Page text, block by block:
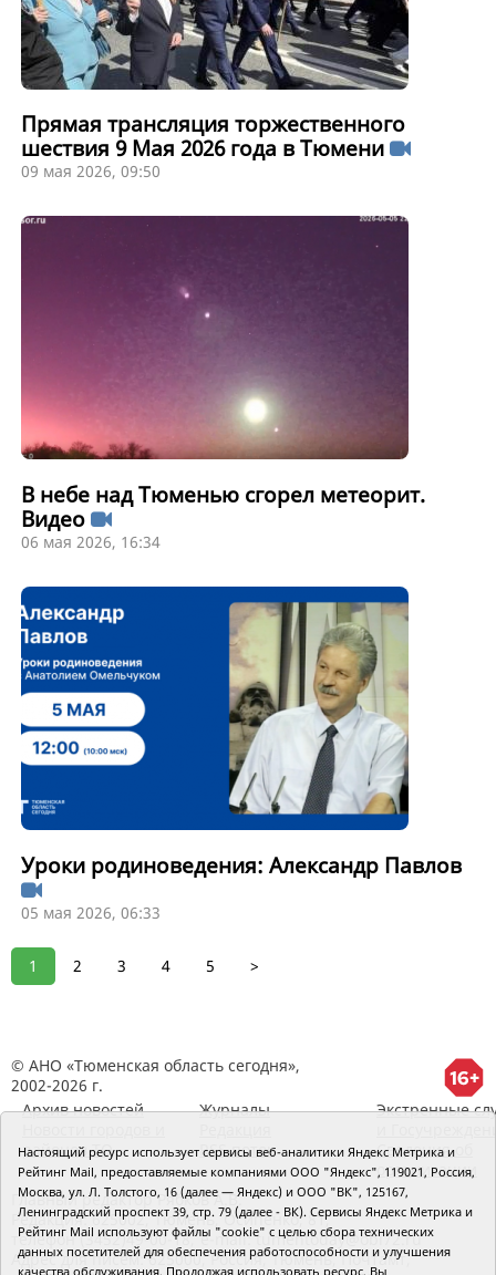
Прямая трансляция торжественного
шествия 9 Мая 2026 года в Тюмени
09 мая 2026, 09:50
В небе над Тюменью сгорел метеорит.
Видео
06 мая 2026, 16:34
Уроки родиноведения: Александр Павлов
05 мая 2026, 06:33
1 2 3 4 5 >
© АНО «Тюменская область сегодня»,
2002-2026 г.
Архив новостей
районов ТО
Журналы
RSS поток
Экстренные
Сведения об
организации
Главный редактор Рябков А.В.
Редакция: 625002, Тюмень, Осипенко, 81,
телефон (3452)49-00-18, e-mail: tumentoday@obl72.ru
Адрес для писем: 625000, Россия, Тюмень, Почтамт,
Настоящий ресурс использует сервисы веб-аналитики Яндекс Метрика и
Рейтинг Mail, предоставляемые компаниями ООО "Яндекс", 119021, Россия,
Москва, ул. Л. Толстого, 16 (далее — Яндекс) и ООО "ВК", 125167,
Ленинградский проспект 39, стр. 79 (далее - ВК). Сервисы Яндекс Метрика и
Рейтинг Mail используют файлы "cookie" с целью сбора технических
данных посетителей для обеспечения работоспособности и улучшения
качества обслуживания. Продолжая использовать ресурс, Вы